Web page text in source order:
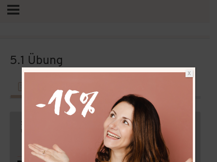
5.1 Übung
Sie sehen gerade einen Platzhalterinhalt von Standard
Um auf den eigentlichen Inhalt zuzugreifen, klicken Sie
auf den Button unten. Bitte beachten Sie, dass dabei
Daten an Drittanbieter weitergegeben werden.
Vertrag widerrufen
X